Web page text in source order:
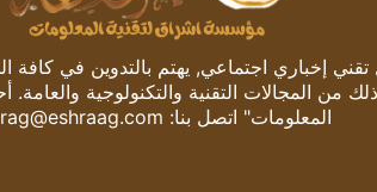
إخباري اجتماعي, يهتم بالتدوين في كافة
من المجالات التقنية والتكنولوجية
المعلومات" اتصل بنا: